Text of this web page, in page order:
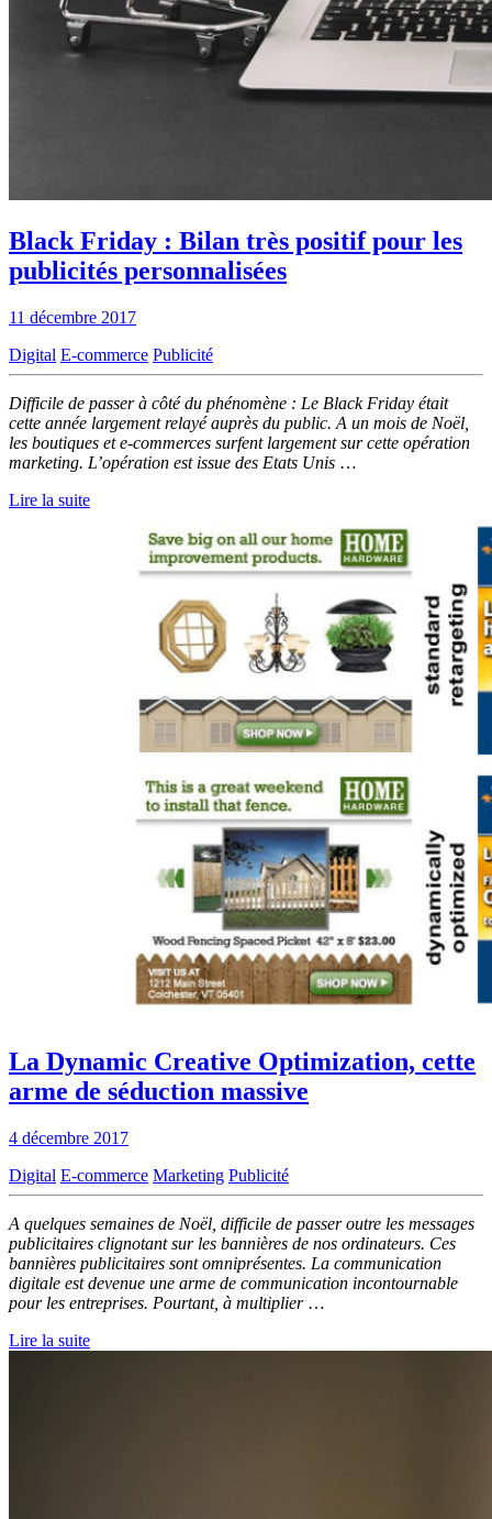
Black Friday : Bilan très positif pour les
publicités personnalisées
11 décembre 2017
Digital E-commerce Publicité
Difficile de passer à côté du phénomène : Le Black Friday était
cette année largement relayé auprès du public. A un mois de Noël,
les boutiques et e-commerces surfent largement sur cette opération
marketing. L’opération est issue des Etats Unis …
Lire la suite
La Dynamic Creative Optimization, cette
arme de séduction massive
4 décembre 2017
Digital E-commerce Marketing Publicité
A quelques semaines de Noël, difficile de passer outre les messages
publicitaires clignotant sur les bannières de nos ordinateurs. Ces
bannières publicitaires sont omniprésentes. La communication
digitale est devenue une arme de communication incontournable
pour les entreprises. Pourtant, à multiplier …
Lire la suite